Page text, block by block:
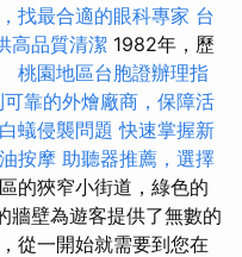
找最合適的眼科專家 台
高品質清潔 1982年，歷
桃園地區台胞證辦理指
可靠的外燴廠商，保障活
蟻侵襲問題 快速掌握新
按摩 助聽器推薦，選擇
的狹窄小街道，綠色的
牆壁為遊客提供了無數的
從一開始就需要到您在